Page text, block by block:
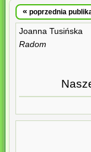
« poprzednia
Joanna Tusińska
Radom